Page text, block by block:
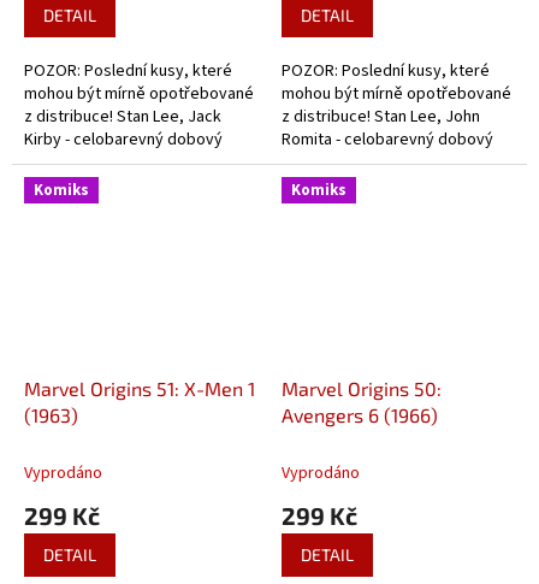
DETAIL
POZOR: Poslední kusy, které
mohou být mírně opotřebované
z distribuce! Stan Lee, Jack
Kirby - celobarevný dobový
komiks ze začátků Thora.+
OPRAVENÁ VERZE MO 46 - Hulk 4.
DETAIL
POZOR: Poslední kusy, které
mohou být mírně opotřebované
z distribuce! Stan Lee, John
Romita - celobarevný dobový
komiks ze začátků Pavoučího
muže.
Komiks
Marvel Origins 51: X-Men 1
(1963)
Vyprodáno
299 Kč
DETAIL
Komiks
Marvel Origins 50:
Avengers 6 (1966)
Vyprodáno
299 Kč
DETAIL